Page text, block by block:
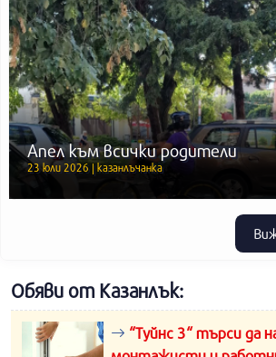
Апел към всички родители
23 юли 2026 | казанлъчанка
Обяви от Казанлък:
“Туйнс 3“ търси да